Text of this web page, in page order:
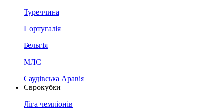
Туреччина
Португалія
Бельгія
МЛС
Саудівська Аравія
Єврокубки
Ліга чемпіонів